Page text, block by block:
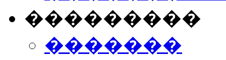
���������
�������